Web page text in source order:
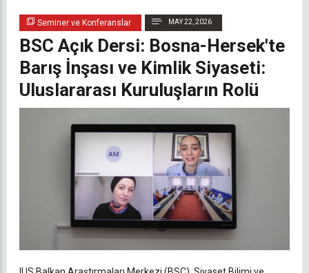
Seminer ve Konferanslar MAY 22, 2026
BSC Açık Dersi: Bosna-Hersek'te
Barış İnşası ve Kimlik Siyaseti:
Uluslararası Kuruluşların Rolü